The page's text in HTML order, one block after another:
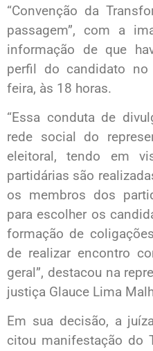
“Convenção da
passagem”, com a
informação de que
perfil do candidato no
feira, às 18 horas.
“Essa conduta de
rede social do
eleitoral, tendo em
partidárias são
os membros dos
para escolher os
formação de
de realizar encontro
geral”, destacou na
justiça Glauce Lima
Em sua decisão, a
citou manifestação do